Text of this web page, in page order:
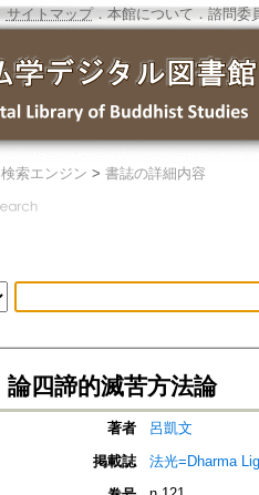
サイトマップ．本館について ． 諮問委
検索エンジン > 書誌の詳細内容
論四諦的滅苦方法論
著者
呂凱文
掲載誌
法光=Dharma